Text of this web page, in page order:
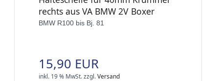
rechts aus VA BMW 2V Boxer
BMW R100 bis Bj. 81
15,90 EUR
inkl. 19 % MwSt.zzgl.Versand